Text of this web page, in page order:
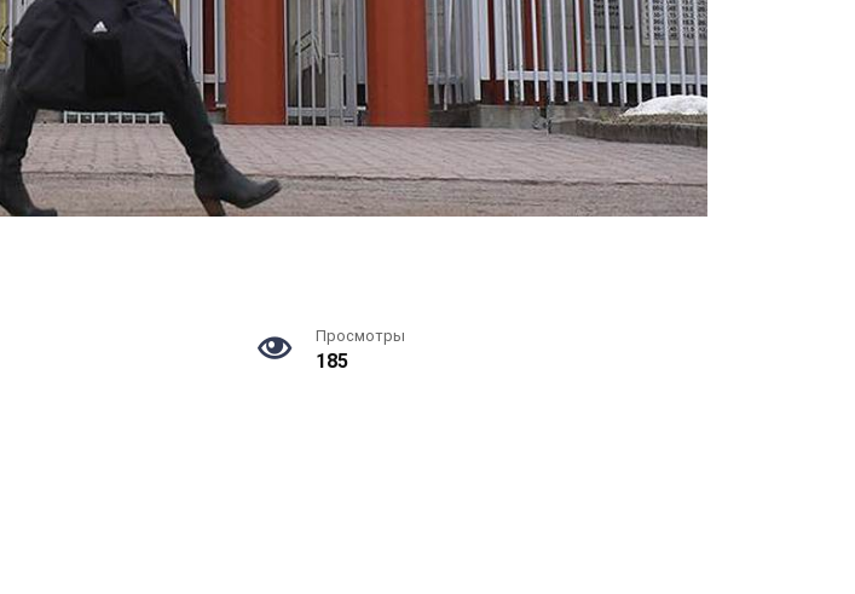
Просмотры
185